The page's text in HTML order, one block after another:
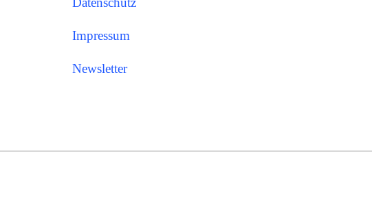
Impressum
Newsletter